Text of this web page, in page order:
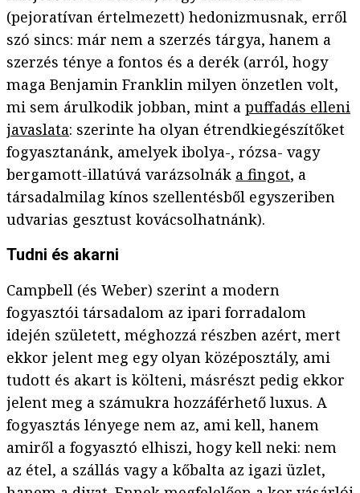
(pejoratívan értelmezett) hedonizmusnak, erről
szó sincs: már nem a szerzés tárgya, hanem a
szerzés ténye a fontos és a derék (arról, hogy
maga Benjamin Franklin milyen önzetlen volt,
mi sem árulkodik jobban, mint a puffadás elleni
javaslata: szerinte ha olyan étrendkiegészítőket
fogyasztanánk, amelyek ibolya-, rózsa- vagy
bergamott-illatúvá varázsolnák a fingot, a
társadalmilag kínos szellentésből egyszeriben
udvarias gesztust kovácsolhatnánk).
Tudni és akarni
Campbell (és Weber) szerint a modern
fogyasztói társadalom az ipari forradalom
idején született, méghozzá részben azért, mert
ekkor jelent meg egy olyan középosztály, ami
tudott és akart is költeni, másrészt pedig ekkor
jelent meg a számukra hozzáférhető luxus. A
fogyasztás lényege nem az, ami kell, hanem
amiről a fogyasztó elhiszi, hogy kell neki: nem
az étel, a szállás vagy a kőbalta az igazi üzlet,